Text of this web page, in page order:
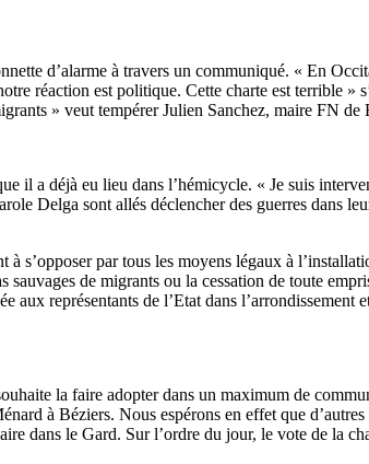
d’alarme à travers un communiqué. « En
réaction est politique. Cette charte est terrible
» veut tempérer Julien Sanchez, maire FN de
il a déjà eu lieu dans l’hémicycle. « Je suis
Delga sont allés déclencher des guerres dans
s’opposer par tous les moyens légaux à
sauvages de migrants ou la cessation de toute
représentants de l’Etat dans
la faire adopter dans un maximum de
à Béziers. Nous espérons en effet que
dans le Gard. Sur l’ordre du jour, le vote de la